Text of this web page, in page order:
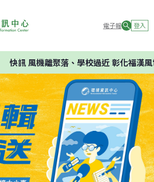
電子報 登入
快訊風機離聚落、學校過近 彰化福漢風